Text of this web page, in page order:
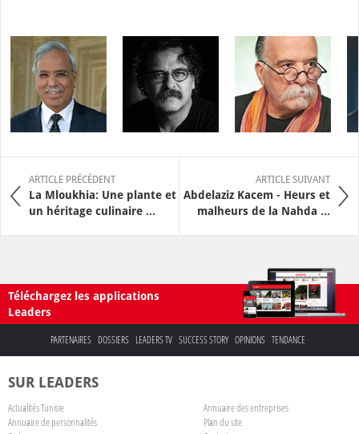
ARTICLE PRÉCÉDENT
La Mloukhia: Une plante et
un héritage culinaire ...
ARTICLE SUIVANT
Abdelaziz Kacem - Heurs et
malheurs de la Nahda ...
Téléchargez les applications
Leaders
PARTENAIRES DOSSIERS LEADERS TV SUCCESS STORY OPINIONS TENDANCE
SUR LEADERS
Actualités Tunisie
Annuaire des entreprises
Annuaire de personnalités
Plan du site